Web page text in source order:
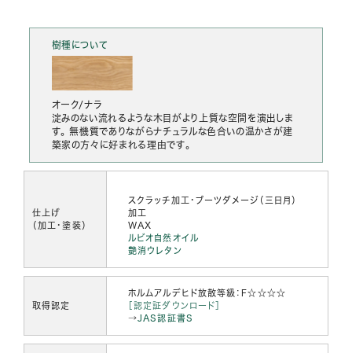
樹種について
オーク/ナラ
淀みのない流れるような木目がより上質な空間を演出しま
す。 無機質でありながらナチュラルな色合いの温かさが建
築家の方々に好まれる理由です。
仕上げ
（加工・塗装）
スクラッチ加工・ブーツダメージ（三日月）
加工
WAX
ルビオ自然オイル
艶消ウレタン
取得認定
ホルムアルデヒド放散等級：F☆☆☆☆
［認定証ダウンロード］
→
JAS認証書S